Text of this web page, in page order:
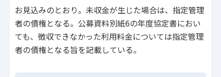
お見込みのとおり。未収金が生じた場合は、指定管理
者の債権となる。公募資料別紙6の年度協定書におい
ても、徴収できなかった利用料金については指定管理
者の債権となる旨を記載している。